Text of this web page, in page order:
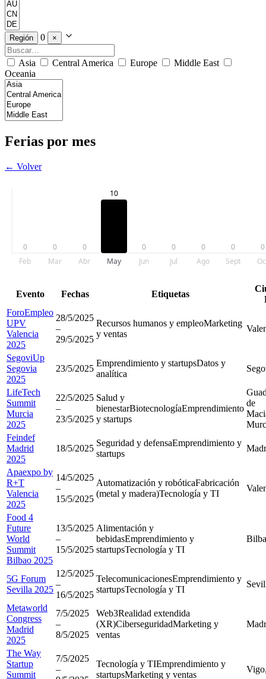
Región 0 ×
Asia Central America Europe
Middle East
Oceania
Ferias por mes
← Volver
0
Feb
0
Mar
0
Abr
10
May
0
Jun
0
Jul
0
Ago
0
Sept
0
Evento Fechas Etiquetas
ForoEmpleo
UPV
Valencia
2025
28/5/2025
–
29/5/2025
Recursos humanos y empleoMarketing
y ventas
SegoviUp
Segovia
2025
23/5/2025
Emprendimiento y startupsDatos y
analítica
LifeTech
Summit
Murcia
2025
22/5/2025
–
23/5/2025
Salud y
bienestarBiotecnologíaEmprendimiento
y startups
de
Feindef
Madrid
2025
18/5/2025
Seguridad y defensaEmprendimiento y
startups
Apaexpo by
R+T
Valencia
2025
14/5/2025
–
15/5/2025
Automatización y robóticaFabricación
(metal y madera)Tecnología y TI
Food 4
Future
World
Summit
Bilbao 2025
13/5/2025
–
15/5/2025
Alimentación y
bebidasEmprendimiento y
startupsTecnología y TI
5G Forum
Sevilla 2025
12/5/2025
–
16/5/2025
TelecomunicacionesEmprendimiento y
startupsTecnología y TI
Metaworld
Congress
Madrid
2025
7/5/2025
–
8/5/2025
Web3Realidad extendida
(XR)CiberseguridadMarketing y
ventas
The Way
Startup
Summit
7/5/2025
–
Tecnología y TIEmprendimiento y
startupsMarketing y ventas